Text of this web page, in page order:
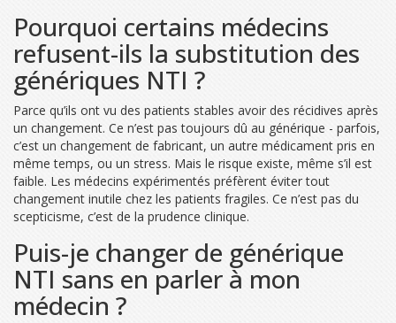
Pourquoi certains médecins
refusent-ils la substitution des
génériques NTI ?
Parce qu’ils ont vu des patients stables avoir des récidives après
un changement. Ce n’est pas toujours dû au générique - parfois,
c’est un changement de fabricant, un autre médicament pris en
même temps, ou un stress. Mais le risque existe, même s’il est
faible. Les médecins expérimentés préfèrent éviter tout
changement inutile chez les patients fragiles. Ce n’est pas du
scepticisme, c’est de la prudence clinique.
Puis-je changer de générique
NTI sans en parler à mon
médecin ?